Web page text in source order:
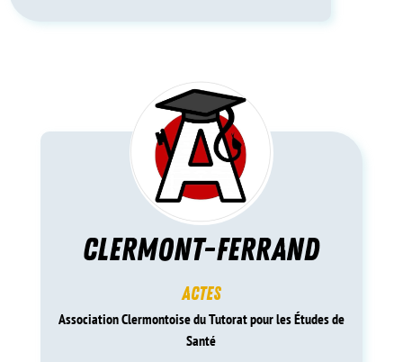
CLERMONT-FERRAND
ACTES
Association Clermontoise du Tutorat pour les Études de
Santé